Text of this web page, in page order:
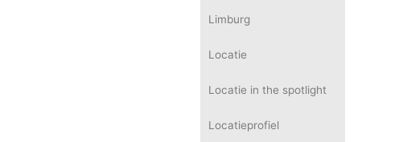
Limburg
Locatie
Locatie in the spotlight
Locatieprofiel